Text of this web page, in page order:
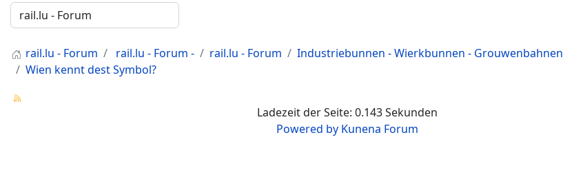
rail.lu - Forum rail.lu - Forum - rail.lu - Forum
Industriebunnen - Wierkbunnen - Grouwenbahnen
Wien kennt dest Symbol?
Ladezeit der Seite: 0.143 Sekunden
Powered by Kunena Forum